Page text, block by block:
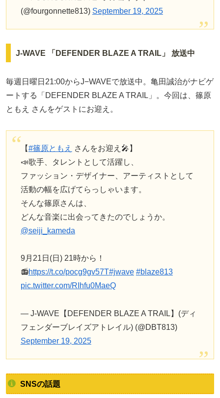
(@fourgonnette813) September 19, 2025
J-WAVE 「DEFENDER BLAZE A TRAIL」 放送中
毎週日曜日21:00からJ−WAVEで放送中。亀田誠治がナビゲ
ートする「DEFENDER BLAZE A TRAIL」。今回は、篠原
ともえ さんをゲストにお迎え。
【#篠原ともえ
さんをお迎え🎤】
📣歌手、タレントとして活躍し、
ファッション・デザイナー、アーティストとして
活動の幅を広げてらっしゃいます。
そんな篠原さんは、
どんな音楽に出会ってきたのでしょうか。
@seiji_kameda
9月21日(日) 21時から！
📻https://t.co/pocg9gv57T#jwave #blaze813
pic.twitter.com/RIhfu0MaeQ
— J-WAVE【DEFENDER BLAZE A TRAIL】(ディ
フェンダーブレイズアトレイル) (@DBT813)
September 19, 2025
SNSの話題